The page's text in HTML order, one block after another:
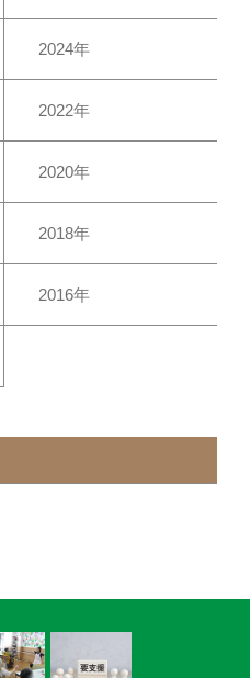
2024年
2022年
2020年
2018年
2016年